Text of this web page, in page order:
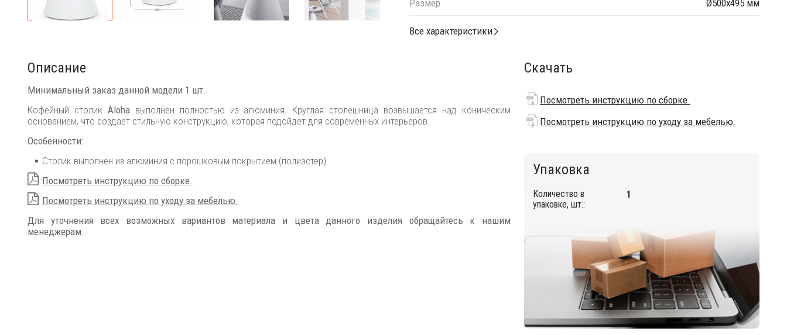
Размер Ø500х495 мм
Все характеристики
Описание
Минимальный заказ данной модели 1 шт.
Кофейный столик Alohaвыполнен полностью из алюминия. Круглая столешница возвышается над коническим
основанием, что создает стильную конструкцию, которая подойдет для современных интерьеров.
Особенности:
Столик выполнен из алюминия с порошковым покрытием (полиэстер).
Посмотреть инструкцию по сборке.
Посмотреть инструкцию по уходу за мебелью.
Для уточнения всех возможных вариантов материала и цвета данного изделия обращайтесь к нашим
менеджерам.
Скачать
Посмотреть инструкцию по сборке.
Посмотреть инструкцию по уходу за мебелью.
Упаковка
Количество в
упаковке, шт.:
1